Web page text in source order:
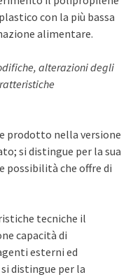
con la più bassa
alimentare.
alterazioni degli
prodotto nella versione
si distingue per la sua
possibilità che offre di
tecniche il
capacità di
esterni ed
distingue per la